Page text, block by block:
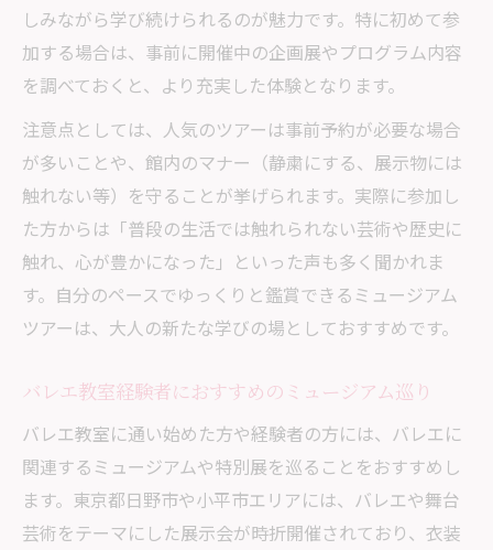
しみながら学び続けられるのが魅力です。特に初めて参
加する場合は、事前に開催中の企画展やプログラム内容
を調べておくと、より充実した体験となります。
注意点としては、人気のツアーは事前予約が必要な場合
が多いことや、館内のマナー（静粛にする、展示物には
触れない等）を守ることが挙げられます。実際に参加し
た方からは「普段の生活では触れられない芸術や歴史に
触れ、心が豊かになった」といった声も多く聞かれま
す。自分のペースでゆっくりと鑑賞できるミュージアム
ツアーは、大人の新たな学びの場としておすすめです。
バレエ教室経験者におすすめのミュージアム巡り
バレエ教室に通い始めた方や経験者の方には、バレエに
関連するミュージアムや特別展を巡ることをおすすめし
ます。東京都日野市や小平市エリアには、バレエや舞台
芸術をテーマにした展示会が時折開催されており、衣装